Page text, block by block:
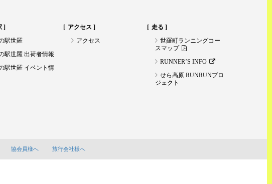
駅世羅
駅世羅 出荷者情報
駅世羅 イベント情
アクセス
アクセス
走る
世羅町ランニングコー
スマップ
RUNNER’S INFO
せら高原 RUNRUNプロ
ジェクト
協会員様へ 旅行会社様へ